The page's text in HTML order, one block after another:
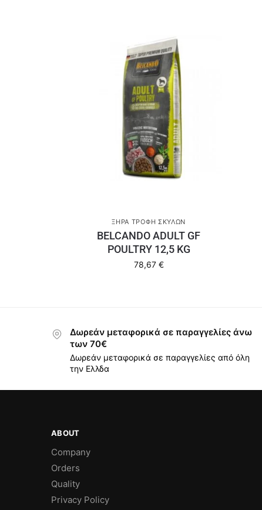
ΞΗΡΆ ΤΡΟΦΉ ΣΚΎΛΩΝ
BELCANDO ADULT GF
POULTRY 12,5 KG
78,67 €
Δωρεάν μεταφορικά σε παραγγελίες άνω
των 70€
Δωρεάν μεταφορικά σε παραγγελίες από όλη
την Ελλδα
ABOUT
Company
Orders
Quality
Privacy Policy